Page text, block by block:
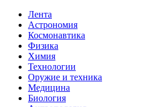
Лента
Астрономия
Космонавтика
Физика
Химия
Технологии
Оружие и техника
Медицина
Биология